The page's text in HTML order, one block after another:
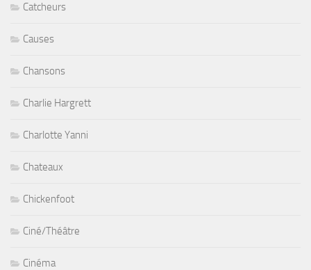
Catcheurs
Causes
Chansons
Charlie Hargrett
Charlotte Yanni
Chateaux
Chickenfoot
Ciné/Théâtre
Cinéma